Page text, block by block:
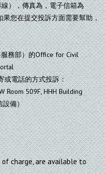
），傳真為，電子信箱為
您在提交投訴方面需要幫助，
務部）的Office for Civil
或電話的方式投訴：
Room 509F, HHH Building
設備）
charge, are available to